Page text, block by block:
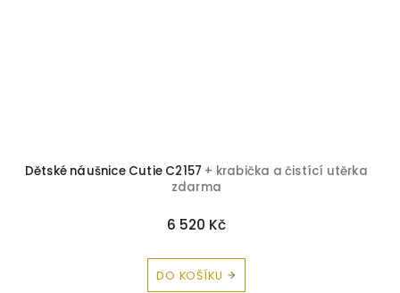
Dětské náušnice Cutie C2157 + krabička a čistící utěrka
zdarma
6 520 Kč
DO KOŠÍKU